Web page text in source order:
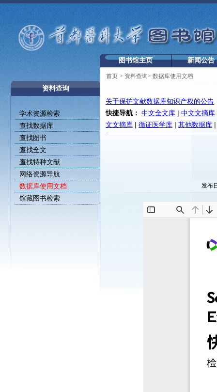
资料查询
学术资源检索
查找数据库
查找图书
查找全文
查找特种文献
网络资源导航
数据库使用文档
馆藏图书检索
图书馆主页 新闻公告
首页 > 资料查询> 数据库使用文档
关于保护文献数据库知识产权的公告
快捷导航： 中文全文库 | 中文文摘库
文文摘库 | 循证医学库 | 其他数据库
发布